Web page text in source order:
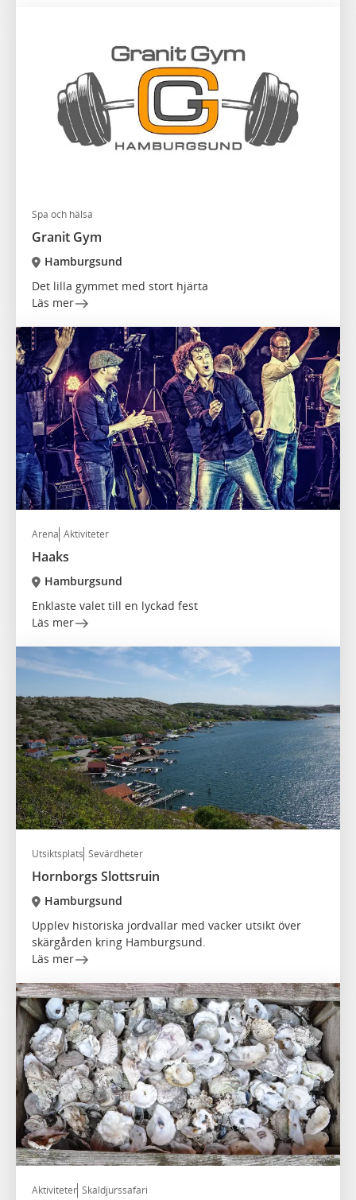
Spa och hälsa
Granit Gym
Hamburgsund
Det lilla gymmet med stort hjärta
Läs mer
Arena Aktiviteter
Haaks
Hamburgsund
Enklaste valet till en lyckad fest
Läs mer
Utsiktsplats Sevärdheter
Hornborgs Slottsruin
Hamburgsund
Upplev historiska jordvallar med vacker utsikt över
skärgården kring Hamburgsund.
Läs mer
Aktiviteter Skaldjurssafari